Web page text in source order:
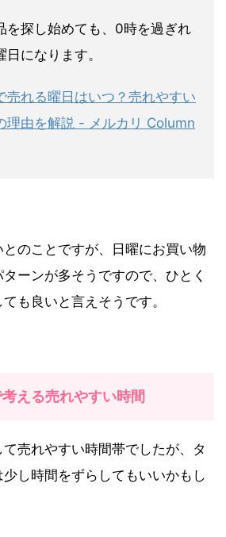
を探し始めても、0時を過ぎれ
になります。
売れる曜日はいつ？売れやすい
理由を解説 - メルカリ Column
のことですが、日曜にお買い物
ーンが多そうですので、ひとく
も良いと言えそうです。
える売れやすい時間
売れやすい時間帯でしたが、タ
し時間をずらしてもいいかもし